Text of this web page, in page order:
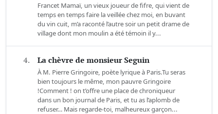
Francet Mamaï, un vieux joueur de fifre, qui vient de
temps en temps faire la veillée chez moi, en buvant
du vin cuit, m’a raconté l’autre soir un petit drame de
village dont mon moulin a été témoin il y...
4. La chèvre de monsieur Seguin
À M. Pierre Gringoire, poète lyrique à Paris.Tu seras
bien toujours le même, mon pauvre Gringoire
!Comment ! on t’offre une place de chroniqueur
dans un bon journal de Paris, et tu as l’aplomb de
refuser… Mais regarde-toi, malheureux garçon...